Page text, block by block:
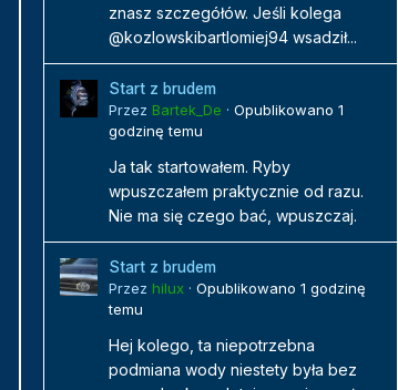
znasz szczegółów. Jeśli kolega
@kozlowskibartlomiej94 wsadził...
Start z brudem
Przez Bartek_De · Opublikowano 1
godzinę temu
Ja tak startowałem. Ryby
wpuszczałem praktycznie od razu.
Nie ma się czego bać, wpuszczaj.
Start z brudem
Przez hilux · Opublikowano 1 godzinę
temu
Hej kolego, ta niepotrzebna
podmiana wody niestety była bez